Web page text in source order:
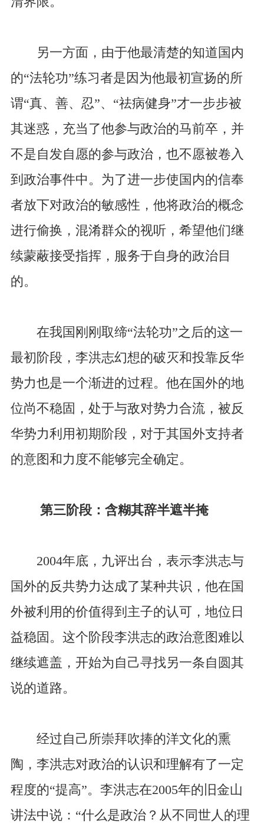
另一方面，由于他最清楚的知道国内
的“法轮功”练习者是因为他最初宣扬的所
谓“真、善、忍”、“祛病健身”才一步步被
其迷惑，充当了他参与政治的马前卒，并
不是自发自愿的参与政治，也不愿被卷入
到政治事件中。为了进一步使国内的信奉
者放下对政治的敏感性，他将政治的概念
进行偷换，混淆群众的视听，希望他们继
续蒙蔽接受指挥，服务于自身的政治目
的。
在我国刚刚取缔“法轮功”之后的这一
最初阶段，李洪志幻想的破灭和投靠反华
势力也是一个渐进的过程。他在国外的地
位尚不稳固，处于与敌对势力合流，被反
华势力利用初期阶段，对于其国外支持者
的意图和力度不能够完全确定。
第三阶段：含糊其辞半遮半掩
2004年底，九评出台，表示李洪志与
国外的反共势力达成了某种共识，他在国
外被利用的价值得到主子的认可，地位日
益稳固。这个阶段李洪志的政治意图难以
继续遮盖，开始为自己寻找另一条自圆其
说的道路。
经过自己所崇拜吹捧的洋文化的熏
陶，李洪志对政治的认识和理解有了一定
程度的“提高”。李洪志在2005年的旧金山
讲法中说：“什么是政治？从不同世人的理